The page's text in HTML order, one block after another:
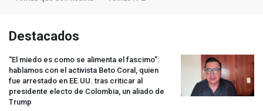
Destacados
“El miedo es como se alimenta el fascimo”:
hablamos con el activista Beto Coral, quien
fue arrestado en EE.UU. tras criticar al
presidente electo de Colombia, un aliado de
Trump